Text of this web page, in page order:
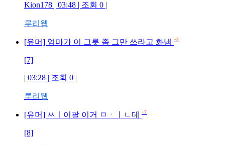
Kion178 | 03:48 | 조회 0 |
루리웹
[유머] 엄마가 이 그릇 좀 그만 쓰라고 화냄 +3
[7]
| 03:28 | 조회 0 |
루리웹
[유머] ㅆㅣ이팔 이거 ㅁㆍㅣㄴ데 +7
[8]